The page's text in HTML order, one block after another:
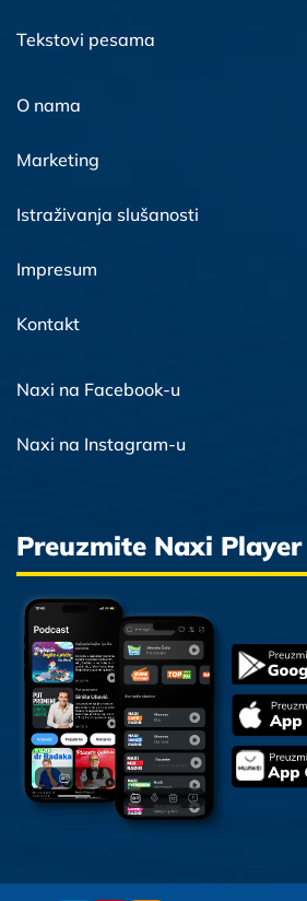
Tekstovi pesama
O nama
Marketing
Istraživanja slušanosti
Impresum
Kontakt
Naxi na Facebook-u
Naxi na Instagram-u
Preuzmite Naxi